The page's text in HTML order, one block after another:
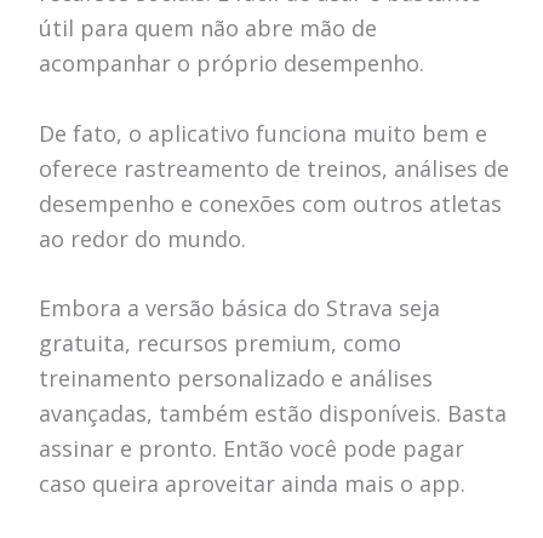
útil para quem não abre mão de
acompanhar o próprio desempenho.
De fato, o aplicativo funciona muito bem e
oferece rastreamento de treinos, análises de
desempenho e conexões com outros atletas
ao redor do mundo.
Embora a versão básica do Strava seja
gratuita, recursos premium, como
treinamento personalizado e análises
avançadas, também estão disponíveis. Basta
assinar e pronto. Então você pode pagar
caso queira aproveitar ainda mais o app.